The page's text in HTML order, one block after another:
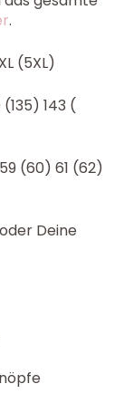
.
(5XL)
(135) 143 (
(60) 61 (62)
Deine